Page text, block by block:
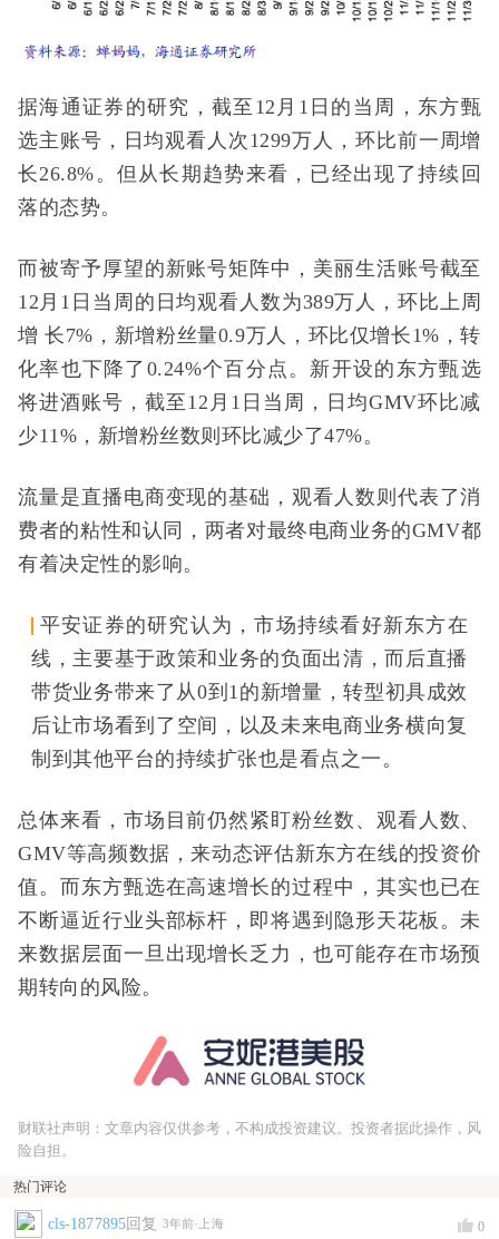
据海通证券的研究，截至12月1日的当周，东方甄
选主账号，日均观看人次1299万人，环比前一周增
长26.8%。但从长期趋势来看，已经出现了持续回
落的态势。
而被寄予厚望的新账号矩阵中，美丽生活账号截至
12月1日当周的日均观看人数为389万人，环比上周
增 长7%，新增粉丝量0.9万人，环比仅增长1%，转
化率也下降了0.24%个百分点。新开设的东方甄选
将进酒账号，截至12月1日当周，日均GMV环比减
少11%，新增粉丝数则环比减少了47%。
流量是直播电商变现的基础，观看人数则代表了消
费者的粘性和认同，两者对最终电商业务的GMV都
有着决定性的影响。
平安证券的研究认为，市场持续看好新东方在
线，主要基于政策和业务的负面出清，而后直播
带货业务带来了从0到1的新增量，转型初具成效
后让市场看到了空间，以及未来电商业务横向复
制到其他平台的持续扩张也是看点之一。
总体来看，市场目前仍然紧盯粉丝数、观看人数、
GMV等高频数据，来动态评估新东方在线的投资价
值。而东方甄选在高速增长的过程中，其实也已在
不断逼近行业头部标杆，即将遇到隐形天花板。未
来数据层面一旦出现增长乏力，也可能存在市场预
期转向的风险。
财联社声明：文章内容仅供参考，不构成投资建议。投资者据此操作，风
险自担。
热门评论
cls-1877895回复 3年前·上海 0